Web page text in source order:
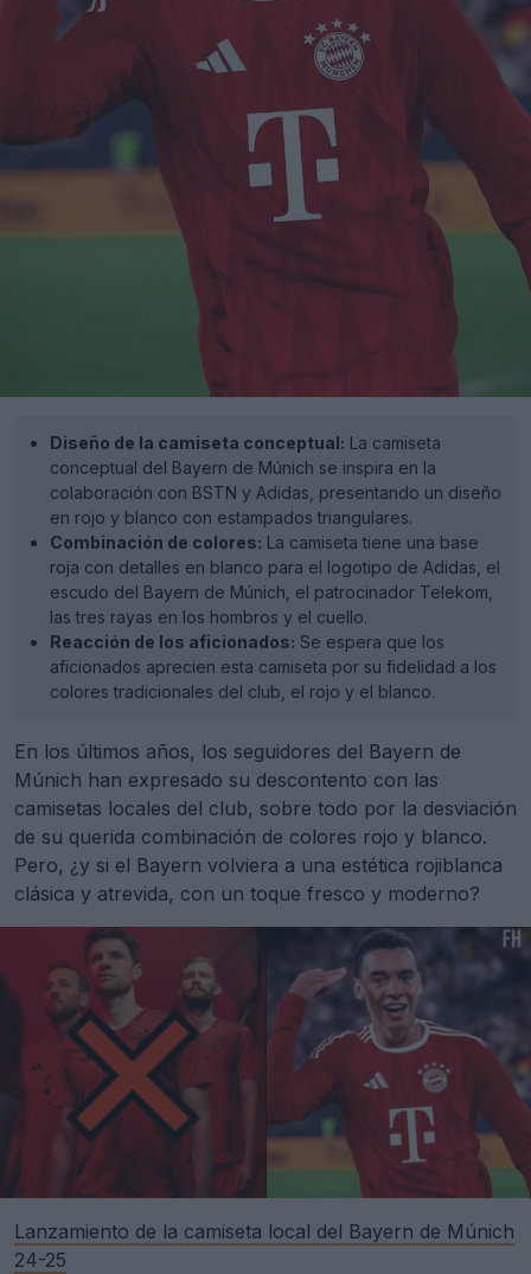
Diseño de la camiseta conceptual: La camiseta
conceptual del Bayern de Múnich se inspira en la
colaboración con BSTN y Adidas, presentando un diseño
en rojo y blanco con estampados triangulares.
Combinación de colores: La camiseta tiene una base
roja con detalles en blanco para el logotipo de Adidas, el
escudo del Bayern de Múnich, el patrocinador Telekom,
las tres rayas en los hombros y el cuello.
Reacción de los aficionados: Se espera que los
aficionados aprecien esta camiseta por su fidelidad a los
colores tradicionales del club, el rojo y el blanco.
En los últimos años, los seguidores del Bayern de
Múnich han expresado su descontento con las
camisetas locales del club, sobre todo por la desviación
de su querida combinación de colores rojo y blanco.
Pero, ¿y si el Bayern volviera a una estética rojiblanca
clásica y atrevida, con un toque fresco y moderno?
Lanzamiento de la camiseta local del Bayern de Múnich
24-25